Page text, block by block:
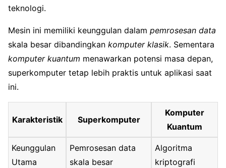
teknologi.
Mesin ini memiliki keunggulan dalam pemrosesan data
skala besar dibandingkan komputer klasik. Sementara
komputer kuantum menawarkan potensi masa depan,
superkomputer tetap lebih praktis untuk aplikasi saat
ini.
Karakteristik Superkomputer
Komputer
Kuantum
Keunggulan
Utama
Pemrosesan data
skala besar
Algoritma
kriptografi